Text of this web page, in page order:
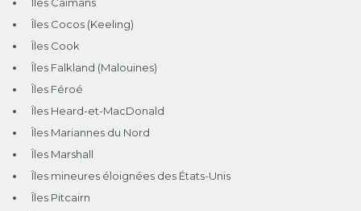
Îles Cocos (Keeling)
Îles Cook
Îles Falkland (Malouines)
Îles Féroé
Îles Heard-et-MacDonald
Îles Mariannes du Nord
Îles Marshall
Îles mineures éloignées des États-Unis
Îles Pitcairn